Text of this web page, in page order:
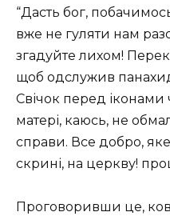
“Дасть бог,
вже не гуляти нам
згадуйте лихом!
щоб одслужив
Свічок перед іконами
матері, каюсь, не
справи. Все добро,
скрині, на церкву!
Проговоривши це,